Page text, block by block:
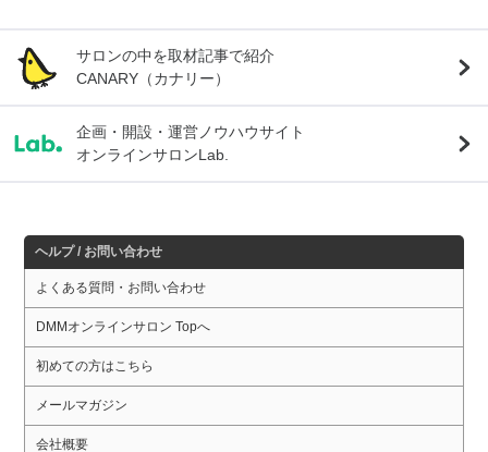
サロンの中を取材記事で紹介
CANARY（カナリー）
企画・開設・運営ノウハウサイト
オンラインサロンLab.
ヘルプ / お問い合わせ
よくある質問・お問い合わせ
DMMオンラインサロン Topへ
初めての方はこちら
メールマガジン
会社概要